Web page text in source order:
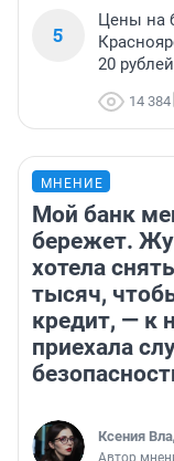
5
Цены на
20 рублей
14 384
МНЕНИЕ
Мой банк
бережет.
хотела
тысяч,
кредит, — к
приехала
Ксения